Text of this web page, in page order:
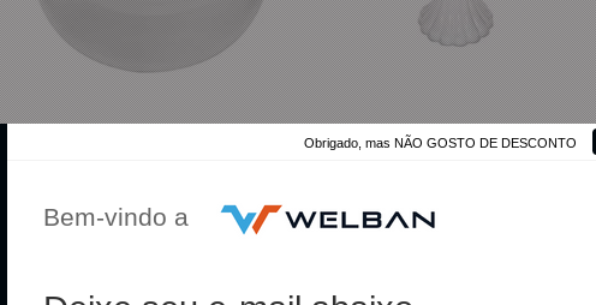
Obrigado, mas NÃO GOSTO DE DESCONTO
Bem-vindo a
Taca Acrílica Transparente Sobremesa 1